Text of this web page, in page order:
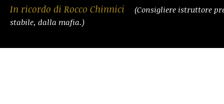
In ricordo di Rocco Chinnici
(Consigliere istruttore
stabile, dalla mafia.)